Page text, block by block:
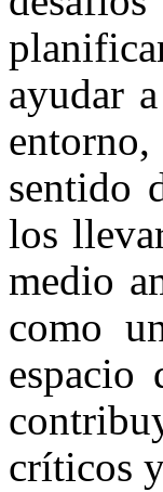
ayudar
sentido
los
medio
como
espacio
críticos